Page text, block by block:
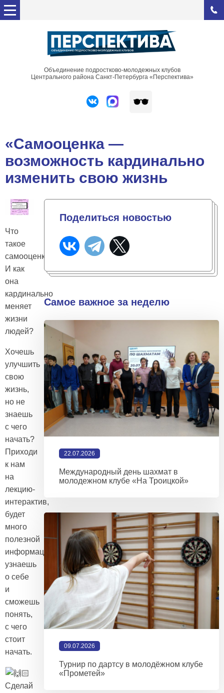
Объединение подростково-молодежных клубов
Центрального района Санкт-Петербурга «Перспектива»
«Самооценка —
возможность кардинально
изменить свою жизнь
Что
такое
самооценка?
И как
она
кардинально
меняет
жизни
людей?
Хочешь
улучшить
свою
жизнь,
но не
знаешь
с чего
начать?
Приходи
к нам
на
лекцию-
интерактив,
будет
много
полезной
информации,
узнаешь
о себе
и
сможешь
понять,
с чего
стоит
начать.
Сделай
Поделиться новостью
Самое важное за неделю
22.07.2026
Международный день шахмат в
молодежном клубе «На Троицкой»
09.07.2026
Турнир по дартсу в молодёжном клубе
«Прометей»